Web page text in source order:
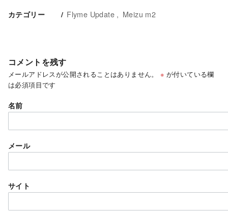
カテゴリー Flyme Update Meizu m2
コメントを残す
メールアドレスが公開されることはありません。 ※ が付いている欄
は必須項目です
名前
メール
サイト